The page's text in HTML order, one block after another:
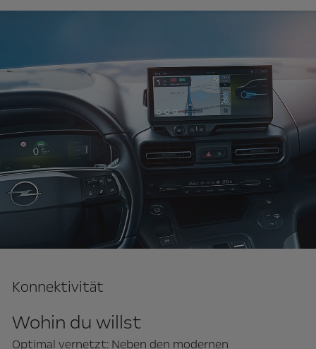
Konnektivität
Wohin du willst
Optimal vernetzt: Neben den modernen